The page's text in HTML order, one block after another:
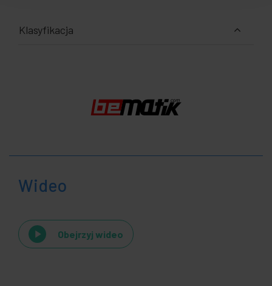
Klasyfikacja
Wideo
Obejrzyj wideo